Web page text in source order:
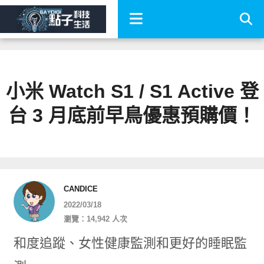
小米 Watch S1 / S1 Active 登
台 3 月底前早鳥優惠預購價！
CANDICE
2022/03/18
瀏覽：14,942 人次
和度追蹤、女性健康監測和更好的睡眠監